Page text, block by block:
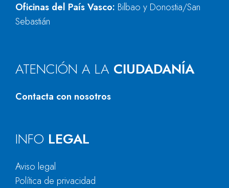
Oficinas del País Vasco: Bilbao y Donostia/San
Sebastián
ATENCIÓN A LA CIUDADANÍA
Contacta con nosotros
INFO LEGAL
Aviso legal
Política de privacidad